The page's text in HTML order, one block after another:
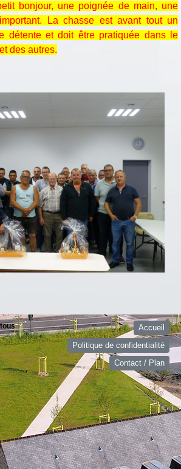
bonjour, une poignée de main, une
La chasse est avant tout un
détente et doit être pratiquée dans le
des autres.
Accueil
Politique de confidentialité
Contact / Plan